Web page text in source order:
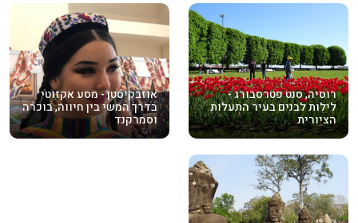
רוסיה, סנט פטרסבורג -
לילות לבנים בעיר התעלות
הציורית
אוזבקיסטן - מסע אקזוטי
בדרך המשי בין חיווה, בוכרה
וסמרקנד